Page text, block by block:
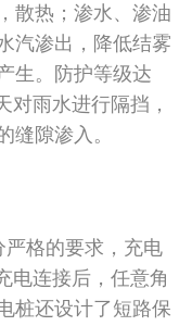
散热；渗水、渗油
汽渗出，降低结雾
生。防护等级达
对雨水进行隔挡，
缝隙渗入。
格的要求，充电
电连接后，任意角
桩还设计了短路保